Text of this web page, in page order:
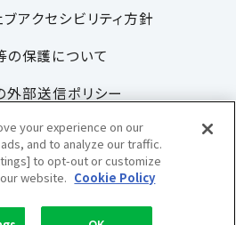
ブアクセシビリティ方針
保護について
部送信ポリシー
リシー
サイトマップ
Corporation. All rights reserved.
your experience on our
and to analyze our traffic.
to opt-out or customize
website. Cookie Policy